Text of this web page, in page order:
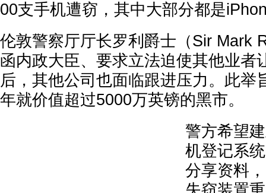
00支手机遭窃，其中大部分都是
伦敦警察厅厅长罗利爵士（Sir Mark
函内政大臣、要求立法迫使其他业者
后，其他公司也面临跟进压力。此举
年就价值超过5000万英镑的黑市。
警方希望
机登记系
分享资料